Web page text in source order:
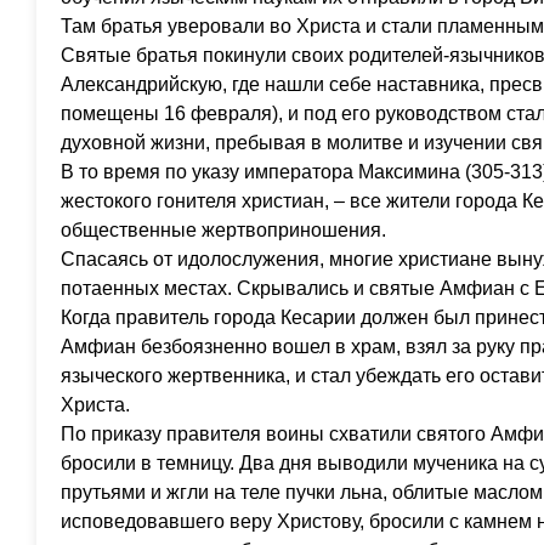
Там братья уверовали во Христа и стали
Святые братья покинули своих родителей-
Александрийскую, где нашли себе наставника,
помещены 16 февраля), и под его руководством
духовной жизни, пребывая в молитве и изучении
В то время по указу императора Максимина (305-
жестокого гонителя христиан, – все жители города
общественные жертвоприношения.
Спасаясь от идолослужения, многие христиане
потаенных местах. Скрывались и святые Амфиан с
Когда правитель города Кесарии должен был
Амфиан безбоязненно вошел в храм, взял за руку
языческого жертвенника, и стал убеждать его
Христа.
По приказу правителя воины схватили святого
бросили в темницу. Два дня выводили мученика на
прутьями и жгли на теле пучки льна, облитые
исповедовавшего веру Христову, бросили с